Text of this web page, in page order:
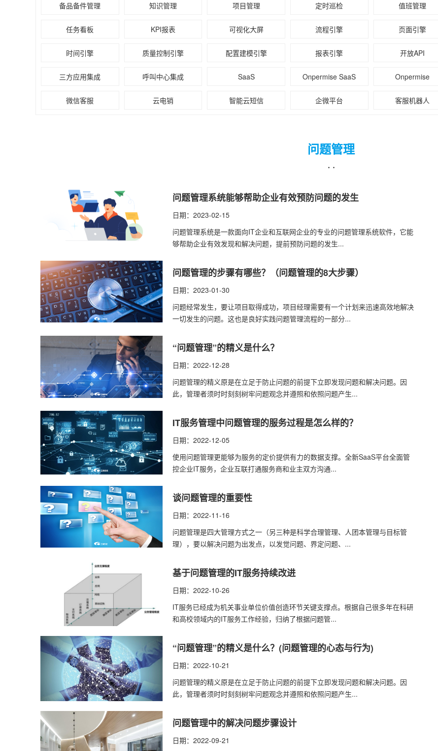
备品备件管理 知识管理 项目管理 定时巡检 值班管理
任务看板 KPI报表 可视化大屏 流程引擎 页面引擎
时间引擎 质量控制引擎 配置建模引擎 报表引擎 开放API
三方应用集成 呼叫中心集成 SaaS Onpermise SaaS Onpermise
微信客服 云电销 智能云短信 企微平台 客服机器人
问题管理
· ·
问题管理系统能够帮助企业有效预防问题的发生
日期：2023-02-15
问题管理系统是一款面向IT企业和互联网企业的专业的问题管理系统软件，它能
够帮助企业有效发现和解决问题，提前预防问题的发生...
问题管理的步骤有哪些？（问题管理的8大步骤）
日期：2023-01-30
问题经常发生，要让项目取得成功，项目经理需要有一个计划来迅速高效地解决
一切发生的问题。这也是良好实践问题管理流程的一部分...
“问题管理”的精义是什么？
日期：2022-12-28
问题管理的精义原是在立足于防止问题的前提下立即发现问题和解决问题。因
此，管理者须时时刻刻树牢问题观念并遵照和依照问题产生...
IT服务管理中问题管理的服务过程是怎么样的？
日期：2022-12-05
使用问题管理更能够为服务的定价提供有力的数据支撑。全新SaaS平台全面管
控企业IT服务，企业互联打通服务商和业主双方沟通...
谈问题管理的重要性
日期：2022-11-16
问题管理​是四大管理方式之一（另三种是科学合理管理、人团本管理与目标管
理），要以解决问题为出发点，以发觉问题、界定问题、...
基于问题管理的IT服务持续改进
日期：2022-10-26
IT服务已经成为机关事业单位价值创造环节关键支撑点。根据自己很多年在科研
和高校领域内的IT服务工作经验，归纳了根据问题管...
“问题管理”的精义是什么？(问题管理的心态与行为)
日期：2022-10-21
问题管理的精义原是在立足于防止问题的前提下立即发现问题和解决问题。因
此，管理者须时时刻刻树牢问题观念并遵照和依照问题产生...
问题管理中的解决问题步骤设计
日期：2022-09-21